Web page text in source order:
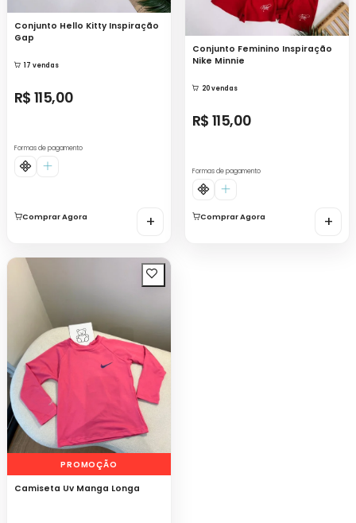
Conjunto Hello Kitty Inspiração
Gap
17 vendas
R$ 115,00
Formas de pagamento
Comprar Agora +
Conjunto Feminino Inspiração
Nike Minnie
20 vendas
R$ 115,00
Formas de pagamento
Comprar Agora +
PROMOÇÃO
Camiseta Uv Manga Longa